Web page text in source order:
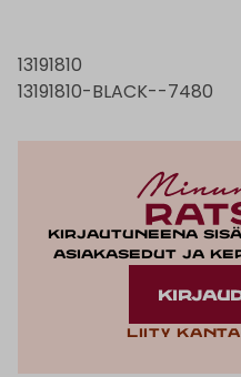
13191810
13191810-BLACK--7480
Kirjautuneena
asiakasedut ja
Liity